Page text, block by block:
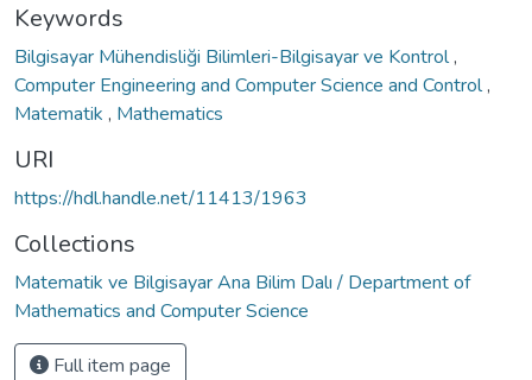
Keywords
Bilgisayar Mühendisliği Bilimleri-Bilgisayar ve Kontrol,
Computer Engineering and Computer Science and Control,
Matematik , Mathematics
URI
https://hdl.handle.net/11413/1963
Collections
Matematik ve Bilgisayar Ana Bilim Dalı / Department of
Mathematics and Computer Science
Full item page